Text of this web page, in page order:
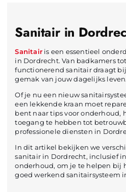
Sanitair in
Sanitair is een essentieel
in Dordrecht. Van badkamers
functionerend sanitair draagt
gemak van jouw dagelijks leven.
Of je nu een nieuw
een lekkende kraan moet
bent naar tips voor onderhoud,
toegang te hebben tot
professionele diensten in
In dit artikel bekijken we
sanitair in Dordrecht, inclusief
onderhoud, om je te helpen bij
goed werkend sanitairsysteem